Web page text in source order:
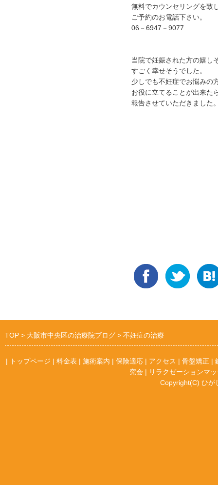
無料でカウンセリングを致
ご予約のお電話下さい。
06－6947－9077
当院で妊娠された方の嬉し
すごく幸せそうでした。
少しでも不妊症でお悩みの
お役に立てることが出来た
報告させていただきました
TOP 大阪市中央区の治療院ブログ 不妊症の治療
| トップページ | 料金表 | 施術案内 | 保険適応 | アクセス | 骨盤矯正 |
究会 | リラクゼーションマ
Copyright(C) ひが